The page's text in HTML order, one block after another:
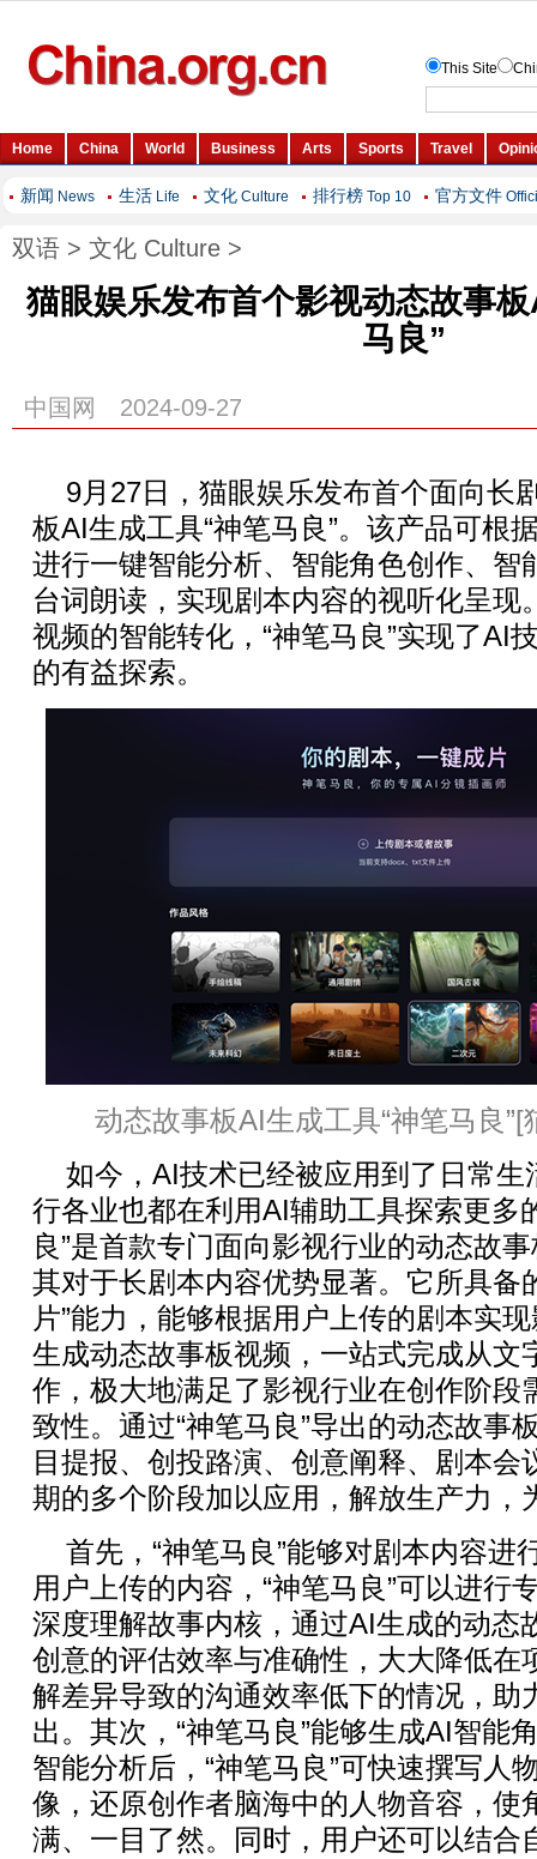
新闻 News 生活 Life 文化 Culture 排行榜 Top 10 官方文件
双语 > 文化 Culture >
猫眼娱乐发布首个影视动态故事
马良”
中国网 2024-09-27
9月27日，猫眼娱乐发布首个面向长
板AI生成工具“神笔马良”。该产品可根
进行一键智能分析、智能角色创作、智
台词朗读，实现剧本内容的视听化呈现
视频的智能转化，“神笔马良”实现了AI
的有益探索。
动态故事板AI生成工具“神笔马良
如今，AI技术已经被应用到了日常生
行各业也都在利用AI辅助工具探索更多
良”是首款专门面向影视行业的动态故
其对于长剧本内容优势显著。它所具备
片”能力，能够根据用户上传的剧本实
生成动态故事板视频，一站式完成从文
作，极大地满足了影视行业在创作阶段
致性。通过“神笔马良”导出的动态故事
目提报、创投路演、创意阐释、剧本会
期的多个阶段加以应用，解放生产力，
首先，“神笔马良”能够对剧本内容进
用户上传的内容，“神笔马良”可以进行
深度理解故事内核，通过AI生成的动态
创意的评估效率与准确性，大大降低在
解差异导致的沟通效率低下的情况，助
出。其次，“神笔马良”能够生成AI智能
智能分析后，“神笔马良”可快速撰写人
像，还原创作者脑海中的人物音容，使
满、一目了然。同时，用户还可以结合